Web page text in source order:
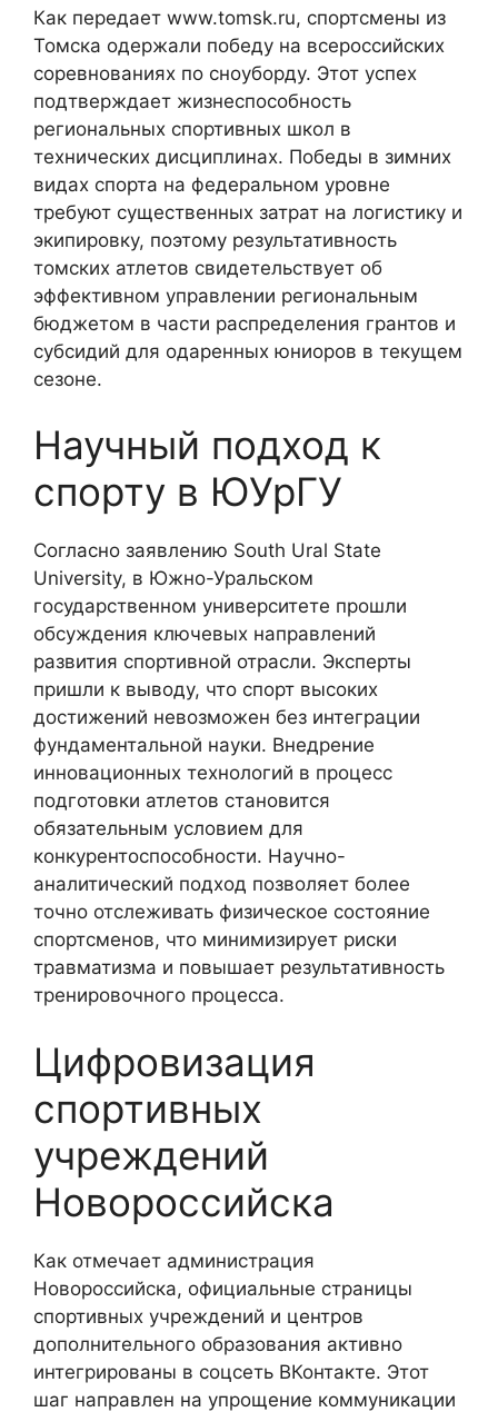
Как передает www.tomsk.ru, спортсмены из
Томска одержали победу на всероссийских
соревнованиях по сноуборду. Этот успех
подтверждает жизнеспособность
региональных спортивных школ в
технических дисциплинах. Победы в зимних
видах спорта на федеральном уровне
требуют существенных затрат на логистику и
экипировку, поэтому результативность
томских атлетов свидетельствует об
эффективном управлении региональным
бюджетом в части распределения грантов и
субсидий для одаренных юниоров в текущем
сезоне.
Научный подход к
спорту в ЮУрГУ
Согласно заявлению South Ural State
University, в Южно-Уральском
государственном университете прошли
обсуждения ключевых направлений
развития спортивной отрасли. Эксперты
пришли к выводу, что спорт высоких
достижений невозможен без интеграции
фундаментальной науки. Внедрение
инновационных технологий в процесс
подготовки атлетов становится
обязательным условием для
конкурентоспособности. Научно-
аналитический подход позволяет более
точно отслеживать физическое состояние
спортсменов, что минимизирует риски
травматизма и повышает результативность
тренировочного процесса.
Цифровизация
спортивных
учреждений
Новороссийска
Как отмечает администрация
Новороссийска, официальные страницы
спортивных учреждений и центров
дополнительного образования активно
интегрированы в соцсеть ВКонтакте. Этот
шаг направлен на упрощение коммуникации